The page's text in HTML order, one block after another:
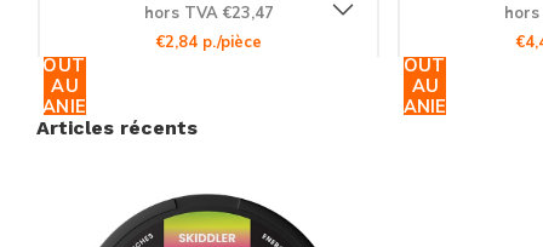
hors TVA €23,47
€2,84 p./pièce
AJOUTER
AU
PANIER
hors
AJOUTER
AU
PANIER
Articles récents